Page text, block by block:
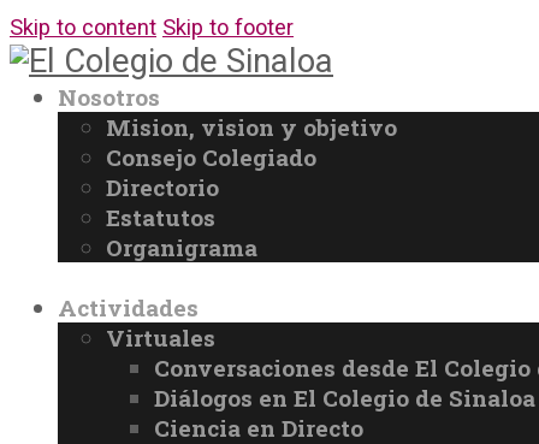
Skip to content Skip to footer
Nosotros
Mision, vision y objetivo
Consejo Colegiado
Directorio
Estatutos
Organigrama
Actividades
Virtuales
Conversaciones desde El
Diálogos en El Colegio de Sinaloa
Ciencia en Directo